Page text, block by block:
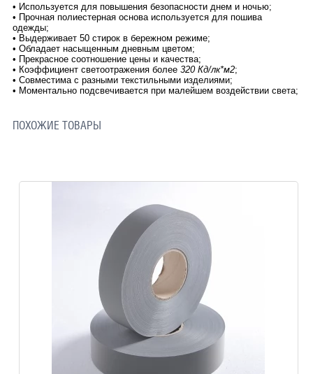
• Используется для повышения безопасности днем и ночью;
• Прочная полиестерная основа используется для пошива
одежды;
• Выдерживает 50 стирок в бережном режиме;
• Обладает насыщенным дневным цветом;
• Прекрасное соотношение цены и качества;
• Коэффициент светоотражения более 320 Кд/лк*м2;
• Совместима с разными текстильными изделиями;
• Моментально подсвечивается при малейшем воздействии света;
ПОХОЖИЕ ТОВАРЫ